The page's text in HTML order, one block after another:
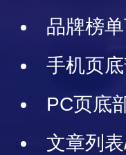
品牌榜
手机页
PC页底
文章列